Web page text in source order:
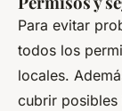
Para evitar
todos los
locales.
cubrir posibles